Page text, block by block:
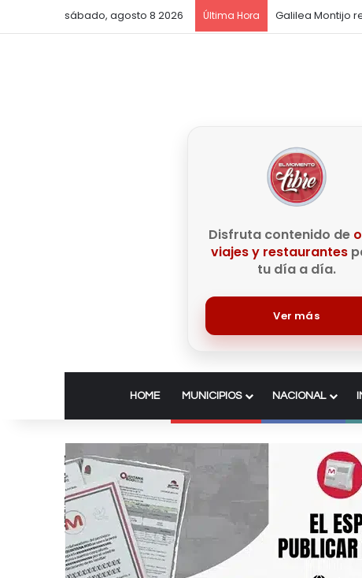
sábado, agosto 8 2026 Última Hora
Disfruta contenido de
viajes y restaurantes
tu día a día.
Ver más
HOME MUNICIPIOS NACIONAL